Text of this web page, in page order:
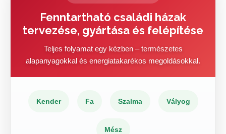
Fenntartható családi házak
tervezése, gyártása és felépítése
Teljes folyamat egy kézben – természetes
alapanyagokkal és energiatakarékos megoldásokkal.
Kender Fa Szalma Vályog
Mész